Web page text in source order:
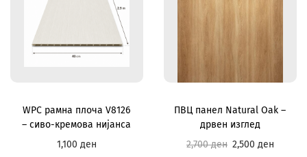
WPC рамна плоча V8126
– сиво-кремова нијанса
1,100 ден
ПВЦ панел Natural Oak –
дрвен изглед
2,700ден 2,500 ден